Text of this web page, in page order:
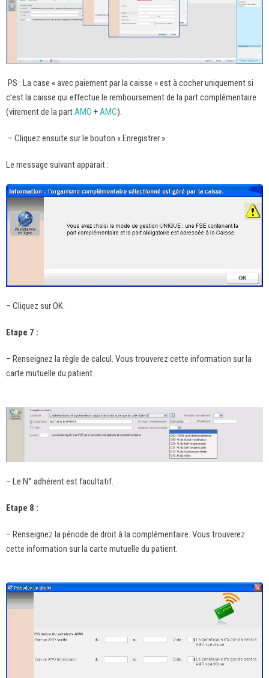
PS : La case « avec paiement par la caisse » est à cocher uniquement si
c’est la caisse qui effectue le remboursement de la part complémentaire
(virement de la partAMO +AMC).
– Cliquez ensuite sur le bouton « Enregistrer ».
Le message suivant apparait :
– Cliquez sur OK.
Etape 7 :
– Renseignez la règle de calcul. Vous trouverez cette information sur la
carte mutuelle du patient.
– Le N° adhérent est facultatif.
Etape 8 :
– Renseignez la période de droit à la complémentaire. Vous trouverez
cette information sur la carte mutuelle du patient.